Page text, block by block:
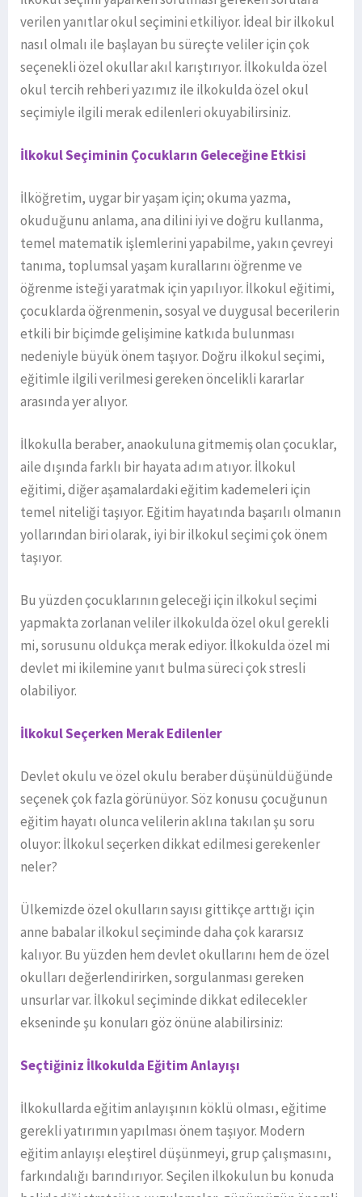
verilen yanıtlar okul seçimini etkiliyor. İdeal bir ilkokul
nasıl olmalı ile başlayan bu süreçte veliler için çok
seçenekli özel okullar akıl karıştırıyor. İlkokulda özel
okul tercih rehberi yazımız ile ilkokulda özel okul
seçimiyle ilgili merak edilenleri okuyabilirsiniz.
İlkokul Seçiminin Çocukların Geleceğine Etkisi
İlköğretim, uygar bir yaşam için; okuma yazma,
okuduğunu anlama, ana dilini iyi ve doğru kullanma,
temel matematik işlemlerini yapabilme, yakın çevreyi
tanıma, toplumsal yaşam kurallarını öğrenme ve
öğrenme isteği yaratmak için yapılıyor. İlkokul eğitimi,
çocuklarda öğrenmenin, sosyal ve duygusal becerilerin
etkili bir biçimde gelişimine katkıda bulunması
nedeniyle büyük önem taşıyor. Doğru ilkokul seçimi,
eğitimle ilgili verilmesi gereken öncelikli kararlar
arasında yer alıyor.
İlkokulla beraber, anaokuluna gitmemiş olan çocuklar,
aile dışında farklı bir hayata adım atıyor. İlkokul
eğitimi, diğer aşamalardaki eğitim kademeleri için
temel niteliği taşıyor. Eğitim hayatında başarılı olmanın
yollarından biri olarak, iyi bir ilkokul seçimi çok önem
taşıyor.
Bu yüzden çocuklarının geleceği için ilkokul seçimi
yapmakta zorlanan veliler ilkokulda özel okul gerekli
mi, sorusunu oldukça merak ediyor. İlkokulda özel mi
devlet mi ikilemine yanıt bulma süreci çok stresli
olabiliyor.
İlkokul Seçerken Merak Edilenler
Devlet okulu ve özel okulu beraber düşünüldüğünde
seçenek çok fazla görünüyor. Söz konusu çocuğunun
eğitim hayatı olunca velilerin aklına takılan şu soru
oluyor: İlkokul seçerken dikkat edilmesi gerekenler
neler?
Ülkemizde özel okulların sayısı gittikçe arttığı için
anne babalar ilkokul seçiminde daha çok kararsız
kalıyor. Bu yüzden hem devlet okullarını hem de özel
okulları değerlendirirken, sorgulanması gereken
unsurlar var. İlkokul seçiminde dikkat edilecekler
ekseninde şu konuları göz önüne alabilirsiniz:
Seçtiğiniz İlkokulda Eğitim Anlayışı
İlkokullarda eğitim anlayışının köklü olması, eğitime
gerekli yatırımın yapılması önem taşıyor. Modern
eğitim anlayışı eleştirel düşünmeyi, grup çalışmasını,
farkındalığı barındırıyor. Seçilen ilkokulun bu konuda